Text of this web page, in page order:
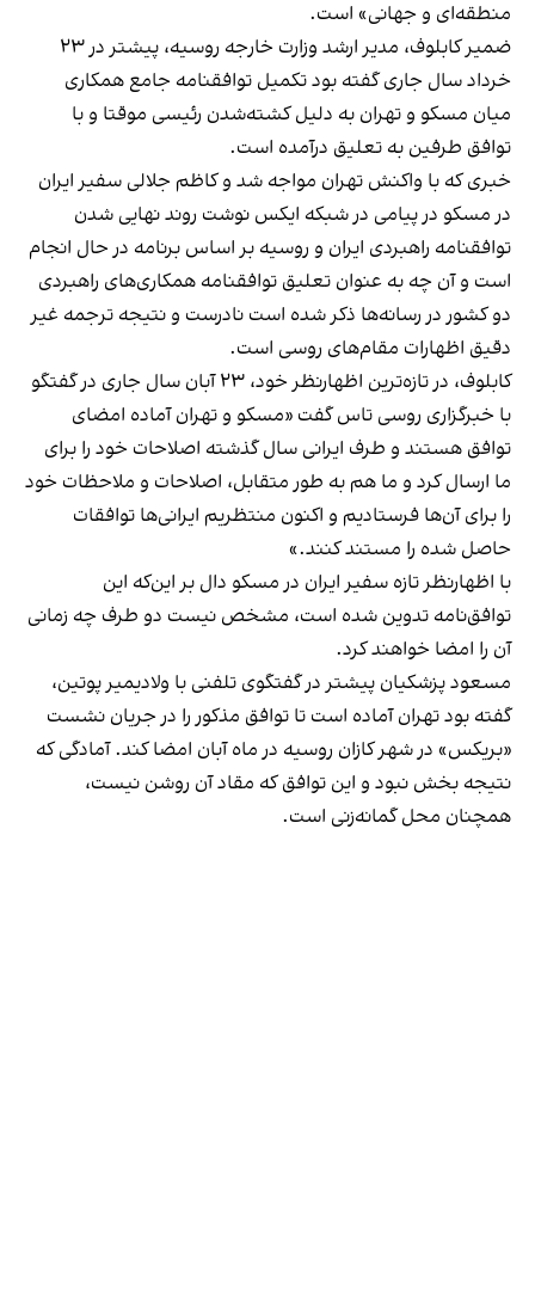
منطقه‌ای و جهانی» است.
ضمیر کابلوف، مدیر ارشد وزارت خارجه روسیه، پیشتر در ۲۳
خرداد سال جاری گفته بود تکمیل توافقنامه جامع همکاری
میان مسکو و تهران به دلیل کشته‌شدن رئیسی موقتا و با
توافق طرفین به تعلیق درآمده است.
خبری که با واکنش تهران مواجه شد و کاظم جلالی سفیر ایران
در مسکو در پیامی در شبکه ایکس نوشت روند نهایی شدن
توافقنامه راهبردی ایران و روسیه بر اساس برنامه در حال انجام
است و آن چه به عنوان تعلیق توافقنامه همکاری‌های راهبردی
دو کشور در رسانه‌ها ذکر شده است نادرست و نتیجه ترجمه غیر
دقیق اظهارات مقام‌های روسی است.
کابلوف، در تازه‌ترین اظهارنظر خود، ۲۳ آبان سال جاری در گفتگو
با خبرگزاری روسی تاس گفت «مسکو و تهران آماده امضای
توافق هستند و طرف ایرانی سال گذشته اصلاحات خود را برای
ما ارسال کرد و ما هم به طور متقابل، اصلاحات و ملاحظات خود
را برای آن‌ها فرستادیم و اکنون منتظریم ایرانی‌ها توافقات
حاصل شده را مستند کنند.»
با اظهارنظر تازه سفیر ایران در مسکو دال بر این‌که این
توافق‌نامه تدوین شده است، مشخص نیست دو طرف چه زمانی
آن را امضا خواهند کرد.
مسعود پزشکیان پیشتر در گفتگوی تلفنی با ولادیمیر پوتین،
گفته بود تهران آماده است تا توافق مذکور را در جریان نشست
«بریکس» در شهر کازان روسیه در ماه آبان امضا کند. آمادگی که
نتیجه بخش نبود و این توافق که مقاد آن روشن نیست،
همچنان محل گمانه‌زنی است.